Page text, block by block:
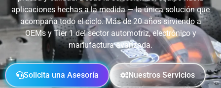
aplicaciones hechas a la medida — la única solución que
acompaña todo el ciclo. Más de 20 años sirviendo a
OEMs y Tier 1 del sector automotriz, electrónico y
manufactura avanzada.
Solicita una Asesoría Nuestros Servicios